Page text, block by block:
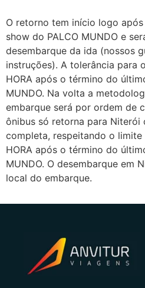
O retorno tem início logo
show do PALCO MUNDO e
desembarque da ida (nossos
instruções). A tolerância para
HORA após o término do
MUNDO. Na volta a
embarque será por ordem de
ônibus só retorna para Niterói
completa, respeitando o
HORA após o término do
MUNDO. O desembarque em
local do embarque.